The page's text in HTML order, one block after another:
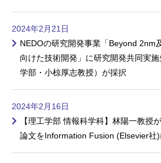
2024年2月21日
NEDOの研究開発事業「Beyond 2nm
向けた技術開発」に研究開発共同実
学部・小椋厚志教授）が採択
2024年2月16日
【理工学部 情報科学科】林陽一教授
論文をInformation Fusion (Elsevier社